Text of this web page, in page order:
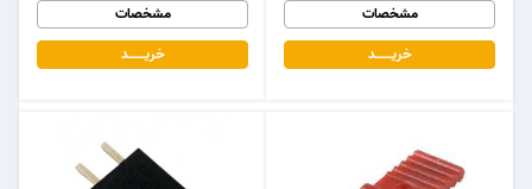
مشخصات
خریـــــــد
مشخصات
خریـــــــد